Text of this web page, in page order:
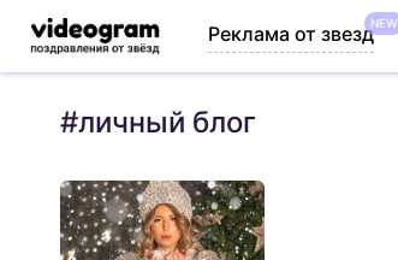
Реклама от звездNEW
#личный блог